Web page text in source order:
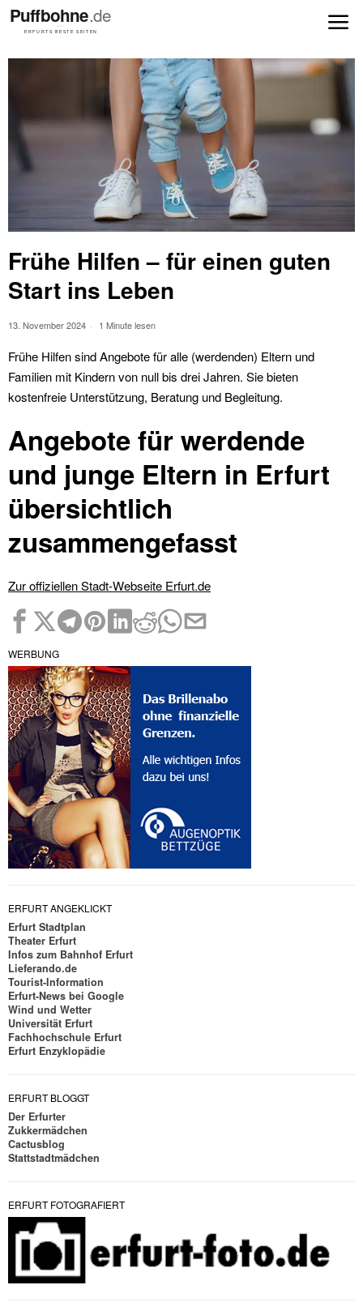
Frühe Hilfen – für einen guten
Start ins Leben
13. November 2024 1 Minute lesen
Frühe Hilfen sind Angebote für alle (werdenden) Eltern und
Familien mit Kindern von null bis drei Jahren. Sie bieten
kostenfreie Unterstützung, Beratung und Begleitung.
Angebote für werdende
und junge Eltern in Erfurt
übersichtlich
zusammengefasst
Zur offiziellen Stadt-Webseite Erfurt.de
WERBUNG
ERFURT ANGEKLICKT
Erfurt Stadtplan
Theater Erfurt
Infos zum Bahnhof Erfurt
Lieferando.de
Tourist-Information
Erfurt-News bei Google
Wind und Wetter
Universität Erfurt
Fachhochschule Erfurt
Erfurt Enzyklopädie
ERFURT BLOGGT
Der Erfurter
Zukkermädchen
Cactusblog
Stattstadtmädchen
ERFURT FOTOGRAFIERT